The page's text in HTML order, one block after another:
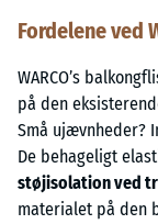
Fordelene ved
WARCO’s
på den
Små ujævnheder?
De behageligt
støjisolation ved
materialet på den